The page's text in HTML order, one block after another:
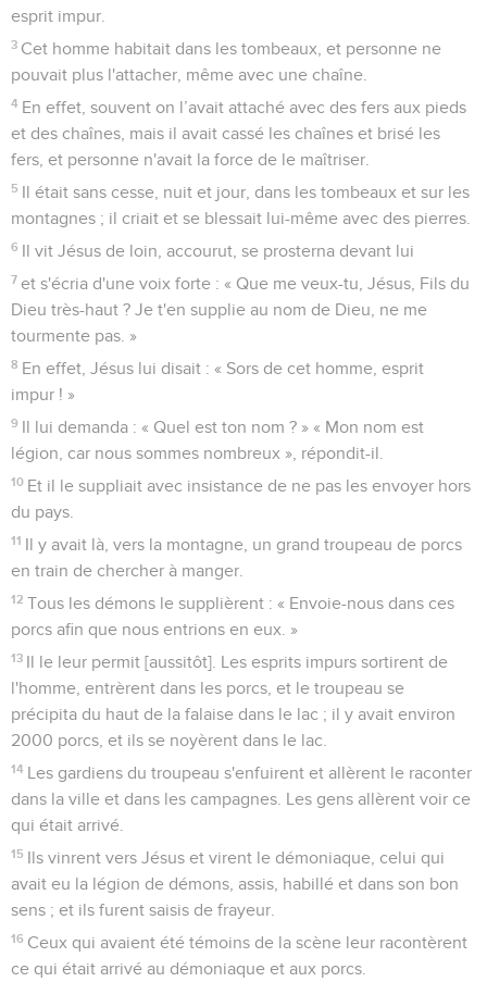
esprit impur.
3 Cet homme habitait dans les tombeaux, et personne ne
pouvait plus l'attacher, même avec une chaîne.
4 En effet, souvent on l’avait attaché avec des fers aux pieds
et des chaînes, mais il avait cassé les chaînes et brisé les
fers, et personne n'avait la force de le maîtriser.
5 Il était sans cesse, nuit et jour, dans les tombeaux et sur les
montagnes ; il criait et se blessait lui-même avec des pierres.
6 Il vit Jésus de loin, accourut, se prosterna devant lui
7 et s'écria d'une voix forte : « Que me veux-tu, Jésus, Fils du
Dieu très-haut ? Je t'en supplie au nom de Dieu, ne me
tourmente pas. »
8 En effet, Jésus lui disait : « Sors de cet homme, esprit
impur ! »
9 Il lui demanda : « Quel est ton nom ? » « Mon nom est
légion, car nous sommes nombreux », répondit-il.
10 Et il le suppliait avec insistance de ne pas les envoyer hors
du pays.
11 Il y avait là, vers la montagne, un grand troupeau de porcs
en train de chercher à manger.
12 Tous les démons le supplièrent : « Envoie-nous dans ces
porcs afin que nous entrions en eux. »
13 Il le leur permit [aussitôt]. Les esprits impurs sortirent de
l'homme, entrèrent dans les porcs, et le troupeau se
précipita du haut de la falaise dans le lac ; il y avait environ
2000 porcs, et ils se noyèrent dans le lac.
14 Les gardiens du troupeau s'enfuirent et allèrent le raconter
dans la ville et dans les campagnes. Les gens allèrent voir ce
qui était arrivé.
15 Ils vinrent vers Jésus et virent le démoniaque, celui qui
avait eu la légion de démons, assis, habillé et dans son bon
sens ; et ils furent saisis de frayeur.
16 Ceux qui avaient été témoins de la scène leur racontèrent
ce qui était arrivé au démoniaque et aux porcs.